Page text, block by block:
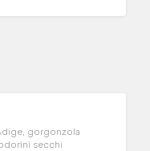
gorgonzola
secchi